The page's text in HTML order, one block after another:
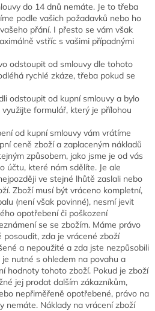
do 14 dnů nemáte. Je to třeba
podle vašich požadavků nebo ho
přání. I přesto se vám však
vstříc s vašimi případnými
odstoupit od smlouvy dle tohoto
rychlé zkáze, třeba pokud se
odstoupit od kupní smlouvy a bylo
formulář, který je přílohou
od kupní smlouvy vám vrátíme
ceně zboží a zaplaceným nákladů
způsobem, jako jsme je od vás
účtu, které nám sdělíte. Je ale
ve stejné lhůtě zaslali nebo
Zboží musí být vráceno kompletní,
(není však povinné), nesmí jevit
opotřebení či poškození
se se zbožím. Máme právo
posoudit, zda je vrácené zboží
a nepoužité a zda jste nezpůsobili
nutné s ohledem na povahu a
hodnoty tohoto zboží. Pokud je zboží
jej prodat dalším zákazníkům,
nepřiměřeně opotřebené, právo na
nemáte. Náklady na vrácení zboží